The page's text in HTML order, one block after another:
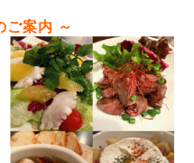
ご案内 ～